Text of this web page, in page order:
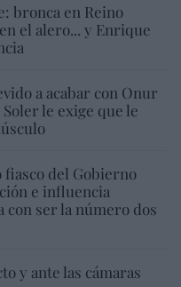
bronca en Reino
el alero... y Enrique
a acabar con Onur
le exige que le
fiasco del Gobierno
e influencia
ser la número dos
y ante las cámaras